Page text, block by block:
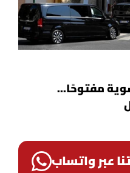
مفتوحًا...
عبر واتساب